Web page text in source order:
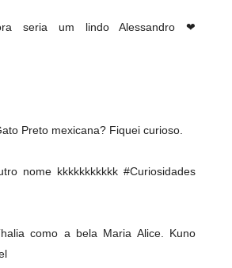
seria um lindo Alessandro ❤
Preto mexicana? Fiquei curioso.
nome kkkkkkkkkkk #Curiosidades
como a bela Maria Alice. Kuno